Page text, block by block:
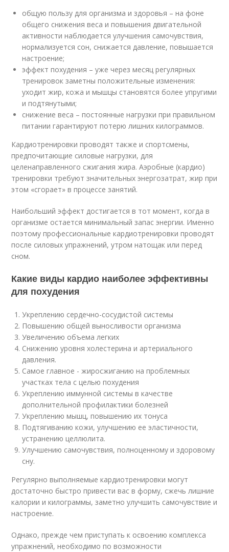
общую пользу для организма и здоровья – на фоне
общего снижения веса и повышения двигательной
активности наблюдается улучшения самочувствия,
нормализуется сон, снижается давление, повышается
настроение;
эффект похудения – уже через месяц регулярных
тренировок заметны положительные изменения:
уходит жир, кожа и мышцы становятся более упругими
и подтянутыми;
снижение веса – постоянные нагрузки при правильном
питании гарантируют потерю лишних килограммов.
Кардиотренировки проводят также и спортсмены,
предпочитающие силовые нагрузки, для
целенаправленного сжигания жира. Аэробные (кардио)
тренировки требуют значительных энергозатрат, жир при
этом «сгорает» в процессе занятий.
Наибольший эффект достигается в тот момент, когда в
организме остается минимальный запас энергии. Именно
поэтому профессиональные кардиотренировки проводят
после силовых упражнений, утром натощак или перед
сном.
Какие виды кардио наиболее эффективны
для похудения
Укреплению сердечно-сосудистой системы
Повышению общей выносливости организма
Увеличению объема легких
Снижению уровня холестерина и артериального
давления.
Самое главное - жиросжиганию на проблемных
участках тела с целью похудения
Укреплению иммунной системы в качестве
дополнительной профилактики болезней
Укреплению мышц, повышению их тонуса
Подтягиванию кожи, улучшению ее эластичности,
устранению целлюлита.
Улучшению самочувствия, полноценному и здоровому
сну.
Регулярно выполняемые кардиотренировки могут
достаточно быстро привести вас в форму, сжечь лишние
калории и килограммы, заметно улучшить самочувствие и
настроение.
Однако, прежде чем приступать к освоению комплекса
упражнений, необходимо по возможности